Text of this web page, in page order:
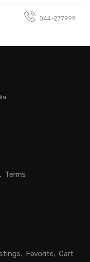
044-277999
Terms
Favorite Cart